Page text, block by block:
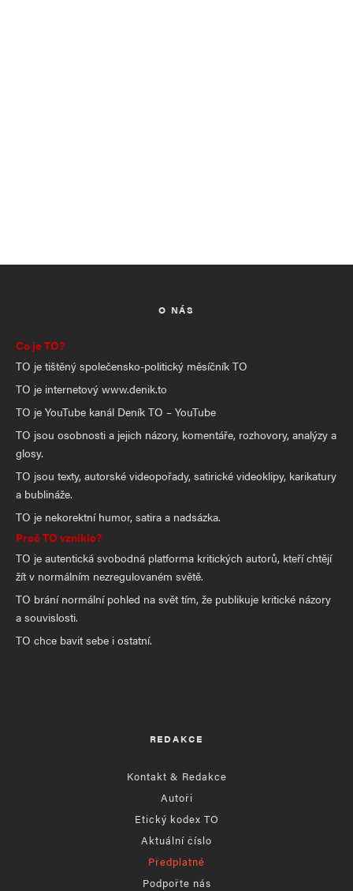
O NÁS
Co je TO?
TO je tištěný společensko-politický měsíčník TO
TO je internetový www.denik.to
TO je YouTube kanál Deník TO – YouTube
TO jsou osobnosti a jejich názory, komentáře, rozhovory, analýzy a
glosy.
TO jsou texty, autorské videopořady, satirické videoklipy, karikatury
a bublináže.
TO je nekorektní humor, satira a nadsázka.
Proč TO vzniklo?
TO je autentická svobodná platforma kritických autorů, kteří chtějí
žít v normálním nezregulovaném světě.
TO brání normální pohled na svět tím, že publikuje kritické názory
a souvislosti.
TO chce bavit sebe i ostatní.
REDAKCE
Kontakt & Redakce
Autoři
Etický kodex TO
Aktuální číslo
Předplatné
Podpořte nás